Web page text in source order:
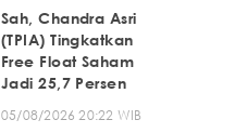
Sah, Chandra Asri
(TPIA) Tingkatkan
Free Float Saham
Jadi 25,7 Persen
05/08/2026 20:22 WIB